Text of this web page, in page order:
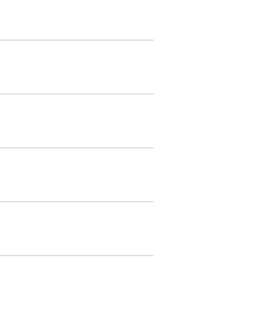
DUURZAAM LEVEN EN